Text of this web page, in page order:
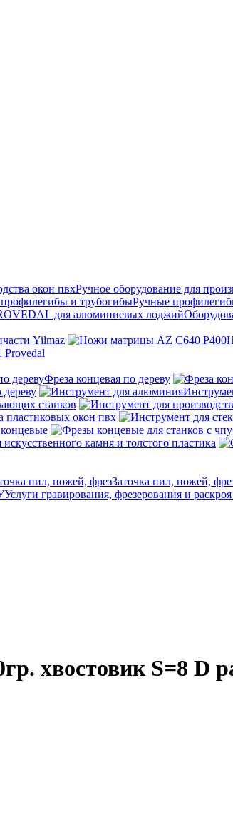
Ручное оборудование для
Ручные
Yilmaz
Фреза концевая по дереву
дереву
станков
пластиковых окон пвх
камня и толстого пластика
Заточка пил, ножей,
Услуги гравирования, фрезерования и
хвостовик S=8 D